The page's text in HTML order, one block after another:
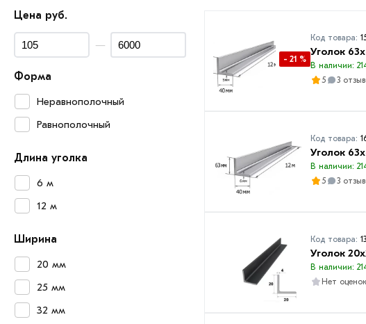
Цена руб.
—
Форма
Неравнополочный
Равнополочный
Длина уголка
6 м
12 м
Ширина
20 мм
25 мм
32 мм
- 21 %
Код товара:
Уголок
В наличии:
5
3
Код товара:
Уголок
В наличии:
5
3
Код товара:
Уголок
В наличии:
Нет оценок